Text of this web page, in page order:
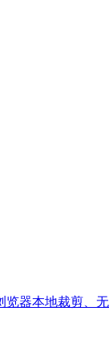
览器本地裁剪、